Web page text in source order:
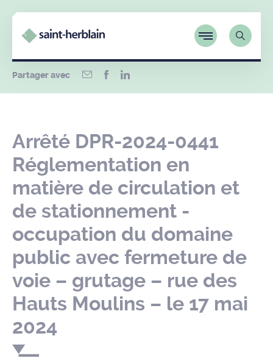
Partager avec
Arrêté DPR-2024-0441
Réglementation en
matière de circulation et
de stationnement -
occupation du domaine
public avec fermeture de
voie – grutage – rue des
Hauts Moulins – le 17 mai
2024